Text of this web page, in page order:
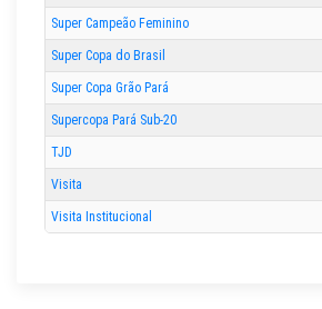
Super Campeão Feminino
Super Copa do Brasil
Super Copa Grão Pará
Supercopa Pará Sub-20
TJD
Visita
Visita Institucional